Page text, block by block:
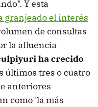
Y esta
granjeado el interés
de consultas
la afluencia
ha crecido
últimos tres o cuatro
anteriores
como 'la más